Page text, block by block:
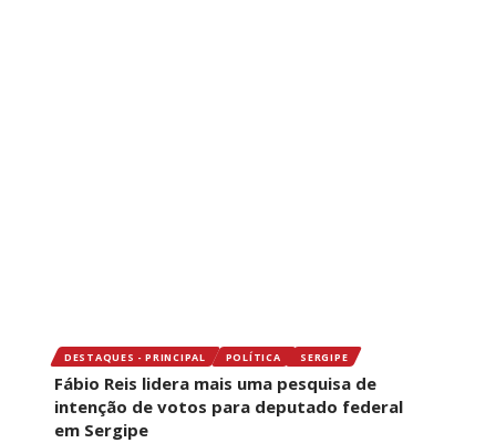
DESTAQUES - PRINCIPAL POLÍTICA SERGIPE
Fábio Reis lidera mais uma pesquisa de
intenção de votos para deputado federal
em Sergipe